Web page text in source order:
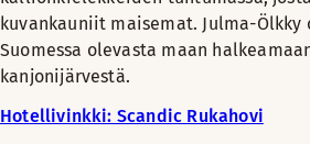
kuvankauniit maisemat. Julma-Ölkky
Suomessa olevasta maan
kanjonijärvestä.
Hotellivinkki: Scandic Rukahovi